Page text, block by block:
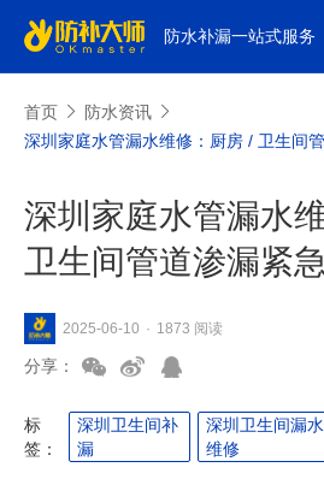
防水补漏一站式服务
首页
防水资讯
深圳家庭水管漏水维修：厨房 / 卫生间
深圳家庭水管漏水
卫生间管道渗漏紧
2025-06-10 · 1873 阅读
分享：
标
签：
深圳卫生间补
漏
深圳卫生间漏水
维修